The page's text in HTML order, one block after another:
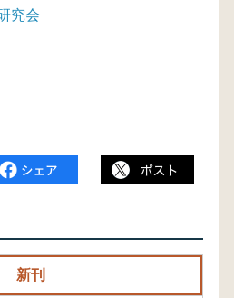
究会
新刊